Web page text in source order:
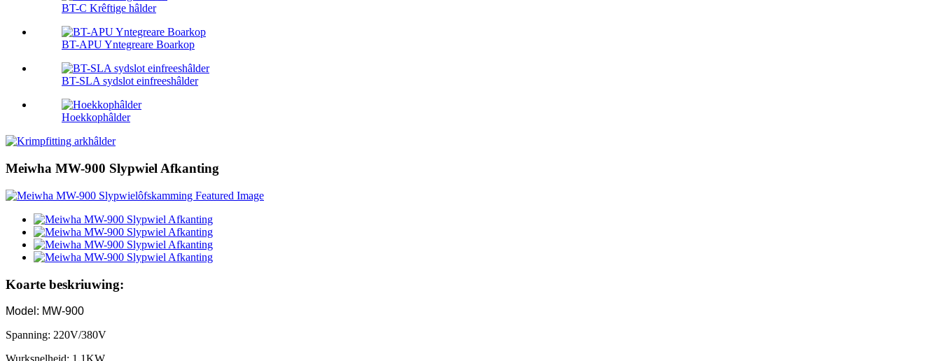
BT-C Krêftige hâlder
BT-APU Yntegreare Boarkop
BT-SLA sydslot einfreeshâlder
Hoekkophâlder
Meiwha MW-900 Slypwiel Afkanting
Koarte beskriuwing:
Model: MW-900
Spanning: 220V/380V